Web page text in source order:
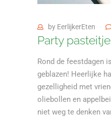
by EerlijkerEten
Party
Rond de feestdagen
geblazen! Heerlijke
gezelligheid met
oliebollen en
niet weg te denken